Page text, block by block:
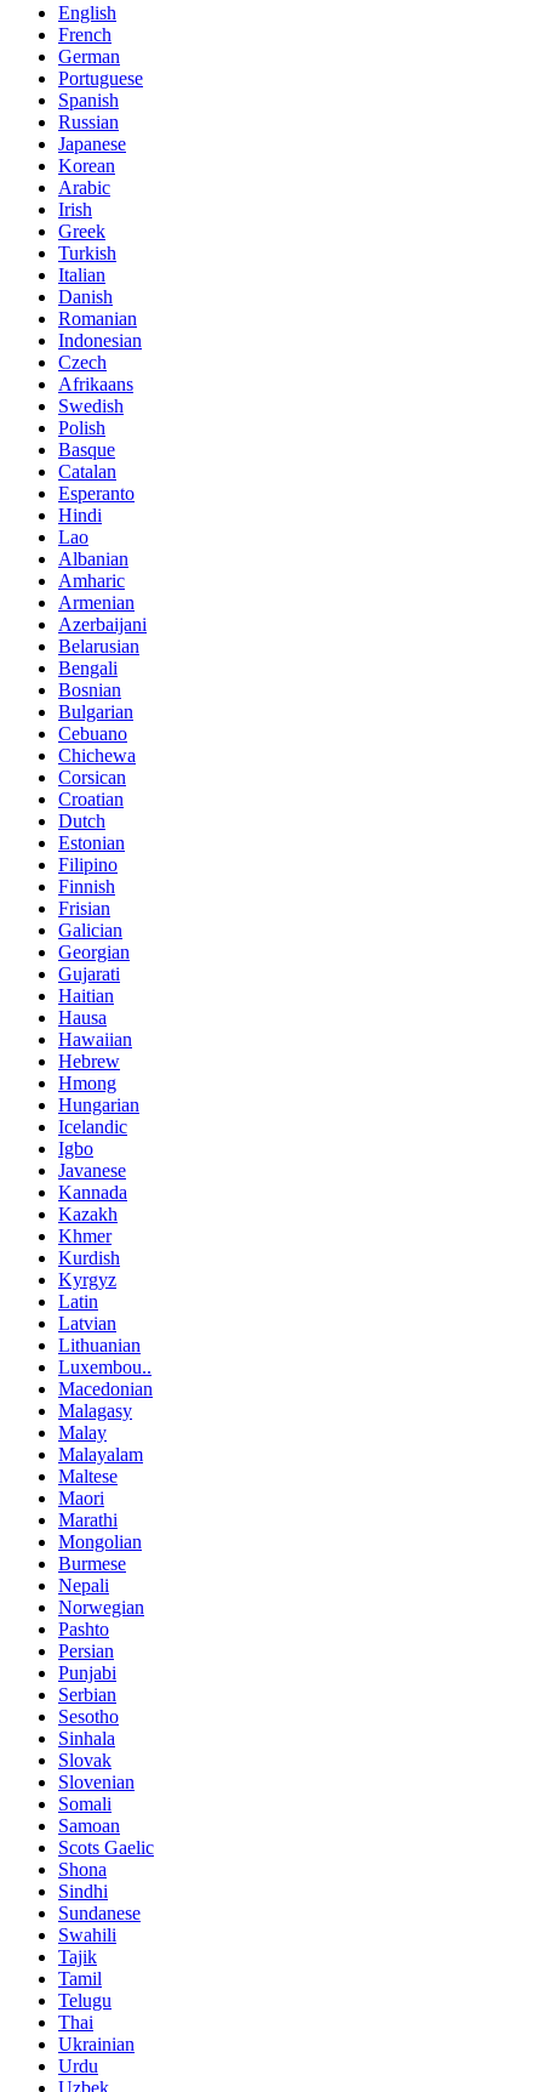
English
French
German
Portuguese
Spanish
Russian
Japanese
Korean
Arabic
Irish
Greek
Turkish
Italian
Danish
Romanian
Indonesian
Czech
Afrikaans
Swedish
Polish
Basque
Catalan
Esperanto
Hindi
Lao
Albanian
Amharic
Armenian
Azerbaijani
Belarusian
Bengali
Bosnian
Bulgarian
Cebuano
Chichewa
Corsican
Croatian
Dutch
Estonian
Filipino
Finnish
Frisian
Galician
Georgian
Gujarati
Haitian
Hausa
Hawaiian
Hebrew
Hmong
Hungarian
Icelandic
Igbo
Javanese
Kannada
Kazakh
Khmer
Kurdish
Kyrgyz
Latin
Latvian
Lithuanian
Luxembou..
Macedonian
Malagasy
Malay
Malayalam
Maltese
Maori
Marathi
Mongolian
Burmese
Nepali
Norwegian
Pashto
Persian
Punjabi
Serbian
Sesotho
Sinhala
Slovak
Slovenian
Somali
Samoan
Scots Gaelic
Shona
Sindhi
Sundanese
Swahili
Tajik
Tamil
Telugu
Thai
Ukrainian
Urdu
Uzbek